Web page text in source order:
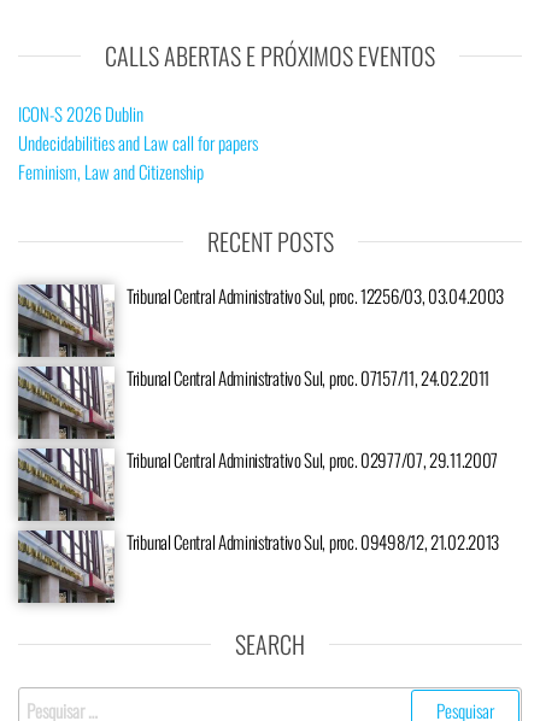
CALLS ABERTAS E PRÓXIMOS EVENTOS
ICON-S 2026 Dublin
Undecidabilities and Law call for papers
Feminism, Law and Citizenship
RECENT POSTS
Tribunal Central Administrativo Sul, proc. 12256/03, 03.04.2003
Tribunal Central Administrativo Sul, proc. 07157/11, 24.02.2011
Tribunal Central Administrativo Sul, proc. 02977/07, 29.11.2007
Tribunal Central Administrativo Sul, proc. 09498/12, 21.02.2013
SEARCH